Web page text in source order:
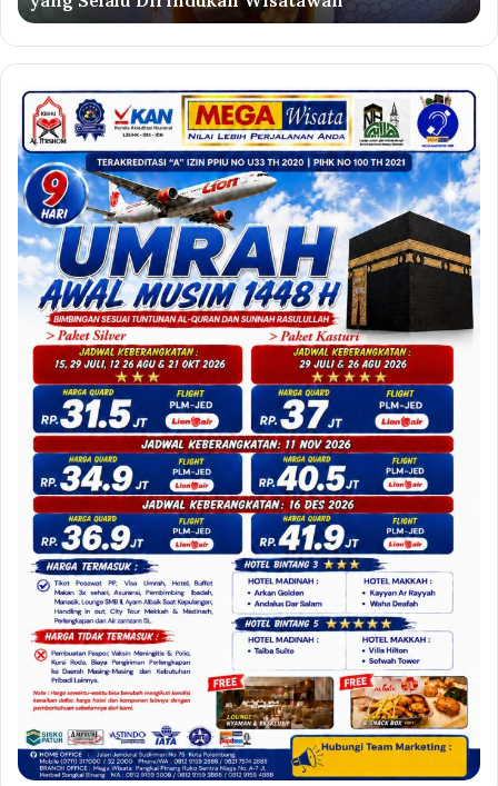
dan
Raga
dalam
Perspektif
Psikologi
dan
Islam